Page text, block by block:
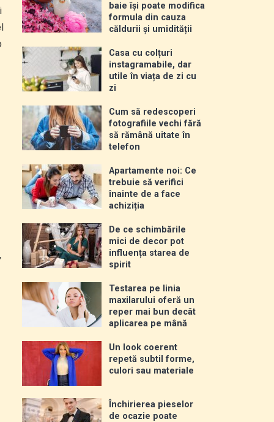
baie își poate modifica
formula din cauza
căldurii și umidității
Casa cu colțuri
instagramabile, dar
utile în viața de zi cu
zi
Cum să redescoperi
fotografiile vechi fără
să rămână uitate în
telefon
Apartamente noi: Ce
trebuie să verifici
înainte de a face
achiziția
De ce schimbările
mici de decor pot
influența starea de
spirit
Testarea pe linia
maxilarului oferă un
reper mai bun decât
aplicarea pe mână
Un look coerent
repetă subtil forme,
culori sau materiale
Închirierea pieselor
de ocazie poate